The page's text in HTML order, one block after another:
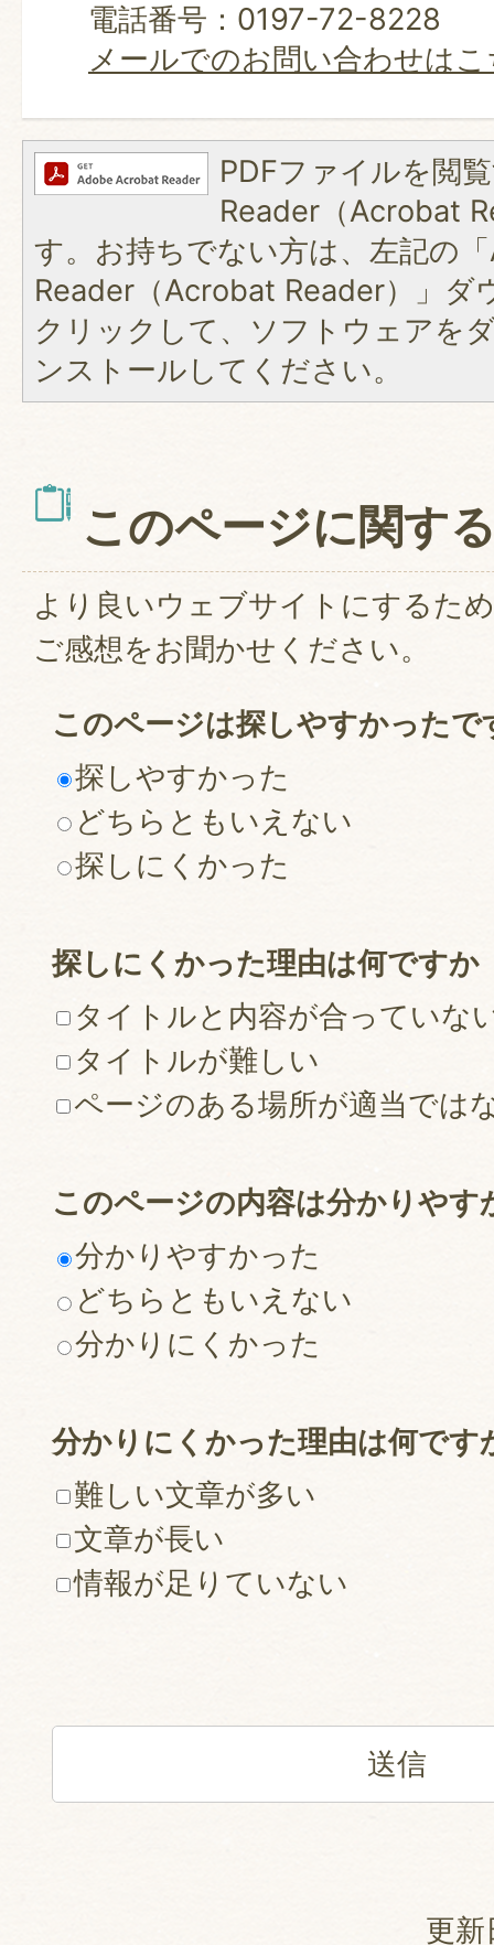
電話番号：0197-72-8228
メールでのお問い合わせは
PDFファイルを閲
Reader（Acrobat
す。お持ちでない方は、左記の
Reader（Acrobat Reader）」ダ
クリックして、ソフトウェアを
ンストールしてください。
このページに関す
より良いウェブサイトにするた
ご感想をお聞かせください。
このページは探しやすかったで
探しやすかった
どちらともいえない
探しにくかった
探しにくかった理由は何ですか
タイトルと内容が合っていな
タイトルが難しい
ページのある場所が適当では
このページの内容は分かりやす
分かりやすかった
どちらともいえない
分かりにくかった
分かりにくかった理由は何です
難しい文章が多い
文章が長い
情報が足りていない
更